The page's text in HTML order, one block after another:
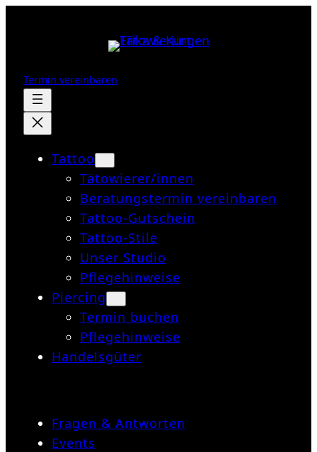
Termin vereinbaren
Tattoo
Tätowierer/innen
Beratungstermin vereinbaren
Tattoo-Gutschein
Tattoo-Stile
Unser Studio
Pflegehinweise
Piercing
Termin buchen
Pflegehinweise
Handelsgüter
Fragen & Antworten
Events